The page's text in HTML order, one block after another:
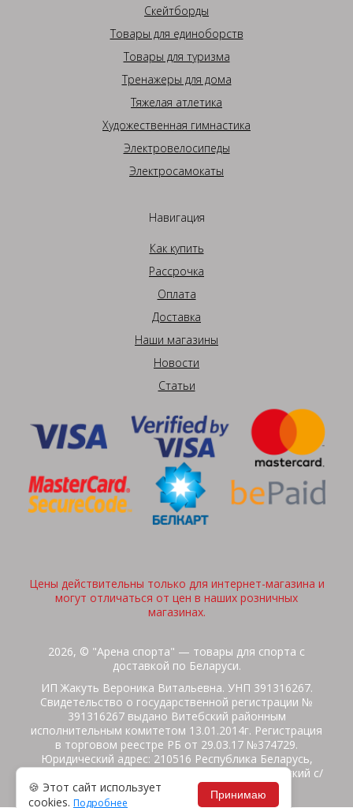
Скейтборды
Товары для единоборств
Товары для туризма
Тренажеры для дома
Тяжелая атлетика
Художественная гимнастика
Электровелосипеды
Электросамокаты
Навигация
Как купить
Рассрочка
Оплата
Доставка
Наши магазины
Новости
Статьи
Цены действительны только для интернет-магазина и
могут отличаться от цен в наших розничных
магазинах.
2026, © "Арена спорта" — товары для спорта с
доставкой по Беларуси.
ИП Жакуть Вероника Витальевна. УНП 391316267.
Свидетельство о государственной регистрации №
391316267 выдано Витебский районным
исполнительным комитетом 13.01.2014г. Регистрация
в торговом реестре РБ от 29.03.17 №374729.
Юридический адрес: 210516 Республика Беларусь,
Витебская область, Витебский район, Бабиничский с/
с, аг.Ольгово, ул.Школьная
🍪 Этот сайт использует
cookies. Подробнее
Принимаю